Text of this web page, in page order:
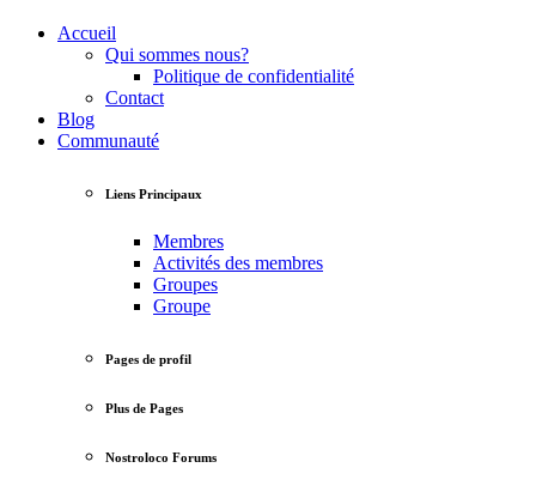
Accueil
Qui sommes nous?
Politique de confidentialité
Contact
Blog
Communauté
Liens Principaux
Membres
Activités des membres
Groupes
Groupe
Pages de profil
Plus de Pages
Nostroloco Forums